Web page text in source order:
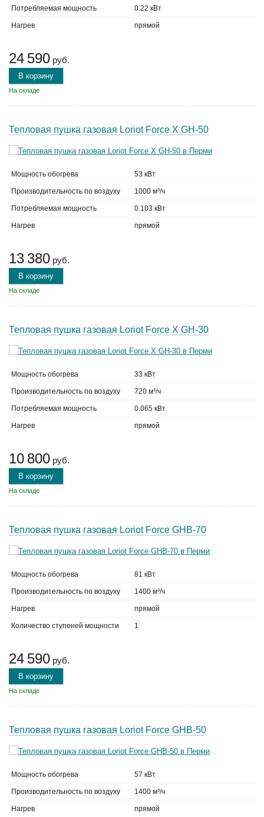
Потребляемая мощность 0.22 кВт
Нагрев прямой
24 590 руб.
В корзину
На складе
Тепловая пушка газовая Loriot Force X GH-50
Мощность обогрева 53 кВт
Производительность по воздуху 1000 м³/ч
Потребляемая мощность 0.103 кВт
Нагрев прямой
13 380 руб.
В корзину
На складе
Тепловая пушка газовая Loriot Force X GH-30
Мощность обогрева 33 кВт
Производительность по воздуху 720 м³/ч
Потребляемая мощность 0.065 кВт
Нагрев прямой
10 800 руб.
В корзину
На складе
Тепловая пушка газовая Loriot Force GHB-70
Мощность обогрева 81 кВт
Производительность по воздуху 1400 м³/ч
Нагрев прямой
Количество ступеней мощности 1
24 590 руб.
В корзину
На складе
Тепловая пушка газовая Loriot Force GHB-50
Мощность обогрева 57 кВт
Производительность по воздуху 1400 м³/ч
Нагрев прямой